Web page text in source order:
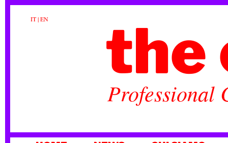
IT|EN the
Professional